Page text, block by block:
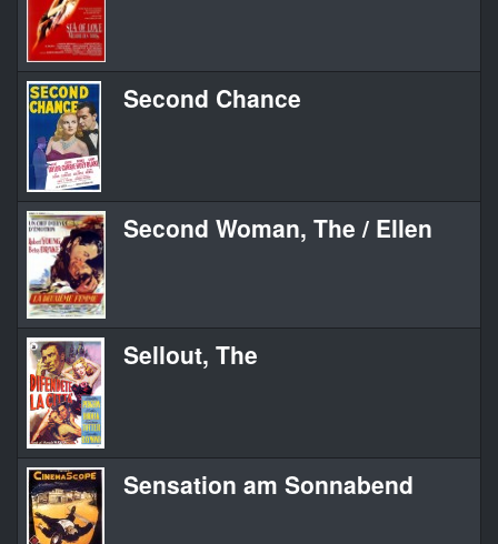
Second Chance
Second Woman, The / Ellen
Sellout, The
Sensation am Sonnabend